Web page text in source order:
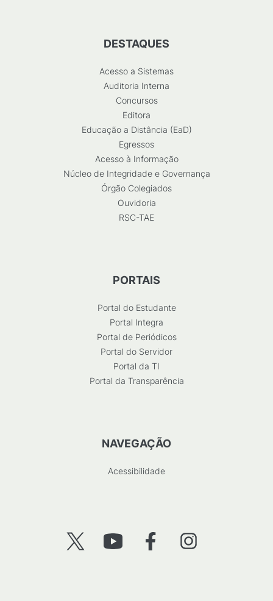
DESTAQUES
Acesso a Sistemas
Auditoria Interna
Concursos
Editora
Educação a Distância (EaD)
Egressos
Acesso à Informação
Núcleo de Integridade e Governança
Órgão Colegiados
Ouvidoria
RSC-TAE
PORTAIS
Portal do Estudante
Portal Integra
Portal de Periódicos
Portal do Servidor
Portal da TI
Portal da Transparência
NAVEGAÇÃO
Acessibilidade